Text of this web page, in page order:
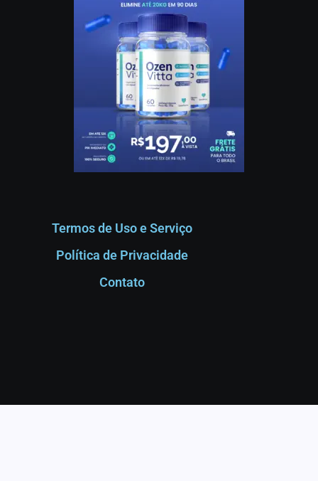
Termos de Uso e Serviço
Política de Privacidade
Contato